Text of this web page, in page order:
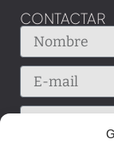
CONTACTAR